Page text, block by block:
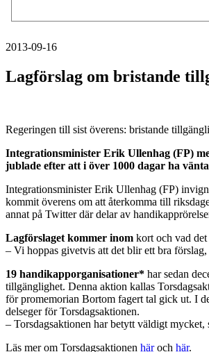
2013-09-16
Lagförslag om bristande
Regeringen till sist överens: bristande
Integrationsminister Erik Ullenhag (FP)
jublade efter att i över 1000 dagar ha
Integrationsminister Erik Ullenhag (FP)
kommit överens om att återkomma till
annat på Twitter där delar av
Lagförslaget kommer inom kort och vad
– Vi hoppas givetvis att det blir ett bra förslag,
19 handikapporganisationer* har sedan
tillgänglighet. Denna aktion kallas
för promemorian Bortom fagert tal gick ut. I
delseger för Torsdagsaktionen.
– Torsdagsaktionen har betytt väldigt
Läs mer om Torsdagsaktionen häroch här.